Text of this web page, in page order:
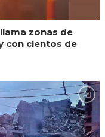
zonas de
con cientos de